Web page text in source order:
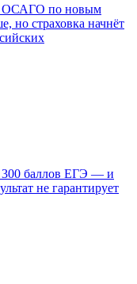
ОСАГО по новым
но страховка начнёт
300 баллов ЕГЭ — и
не гарантирует